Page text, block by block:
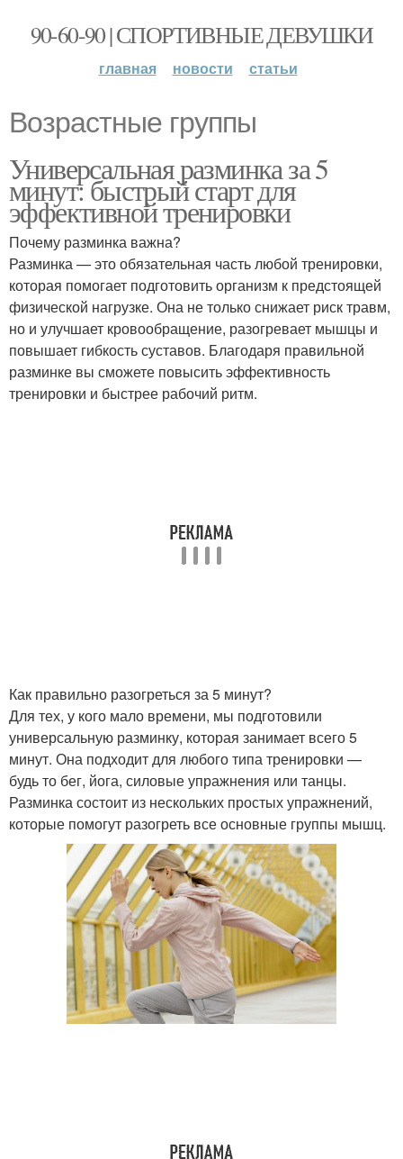
90-60-90 | СПОРТИВНЫЕ ДЕВУШКИ
главная новости статьи
Возрастные группы
Универсальная разминка за 5
минут: быстрый старт для
эффективной тренировки
Почему разминка важна?
Разминка — это обязательная часть любой тренировки,
которая помогает подготовить организм к предстоящей
физической нагрузке. Она не только снижает риск травм,
но и улучшает кровообращение, разогревает мышцы и
повышает гибкость суставов. Благодаря правильной
разминке вы сможете повысить эффективность
тренировки и быстрее рабочий ритм.
Как правильно разогреться за 5 минут?
Для тех, у кого мало времени, мы подготовили
универсальную разминку, которая занимает всего 5
минут. Она подходит для любого типа тренировки —
будь то бег, йога, силовые упражнения или танцы.
Разминка состоит из нескольких простых упражнений,
которые помогут разогреть все основные группы мышц.